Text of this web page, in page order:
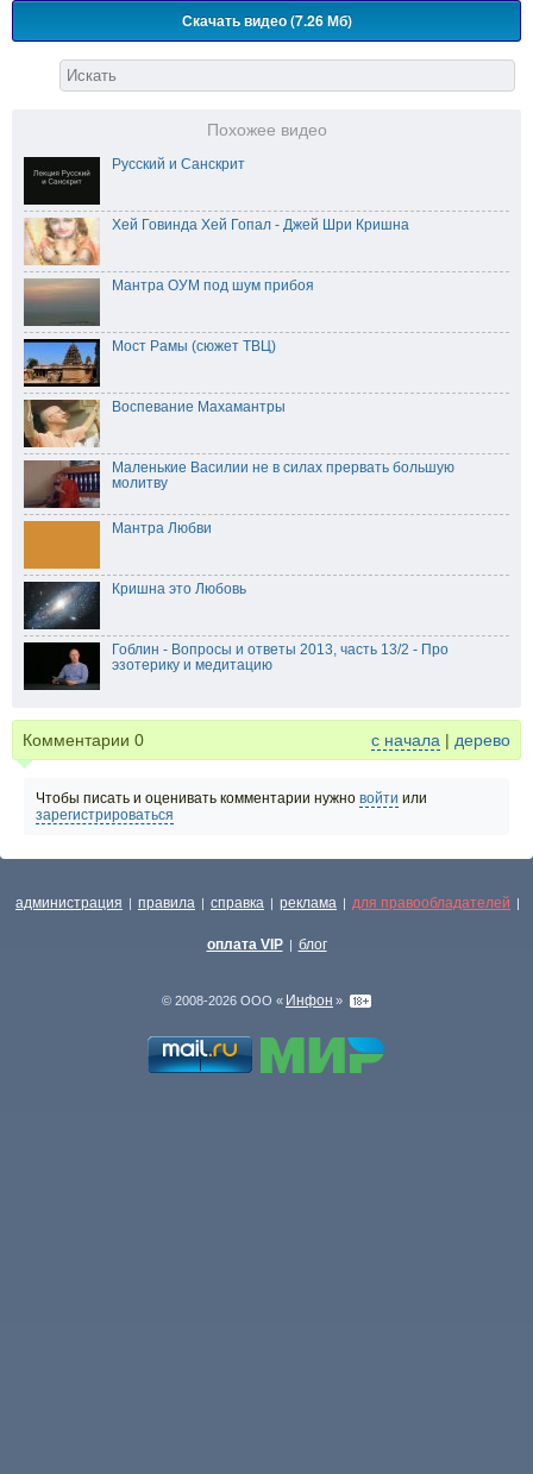
Скачать видео (7.26 Мб)
Похожее видео
Русский и Санскрит
Хей Говинда Хей Гопал - Джей Шри Кришна
Мантра ОУМ под шум прибоя
Мост Рамы (сюжет ТВЦ)
Воспевание Махамантры
Маленькие Василии не в силах прервать большую
молитву
Мантра Любви
Кришна это Любовь
Гоблин - Вопросы и ответы 2013, часть 13/2 - Про
эзотерику и медитацию
Комментарии 0 с начала | дерево
Чтобы писать и оценивать комментарии нужно войти или
зарегистрироваться
администрация | правила | справка | реклама | для правообладателей |
оплата VIP | блог
© 2008-2026 ООО « Инфон »